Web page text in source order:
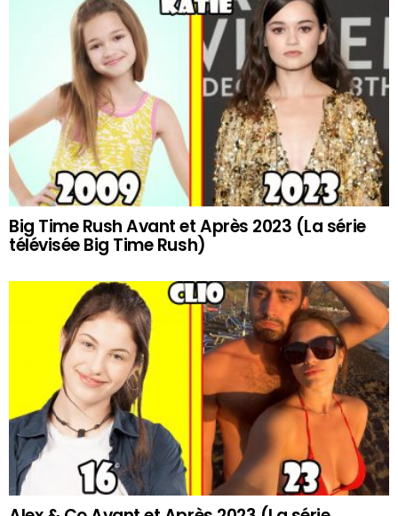
Big Time Rush Avant et Après 2023 (La série
télévisée Big Time Rush)